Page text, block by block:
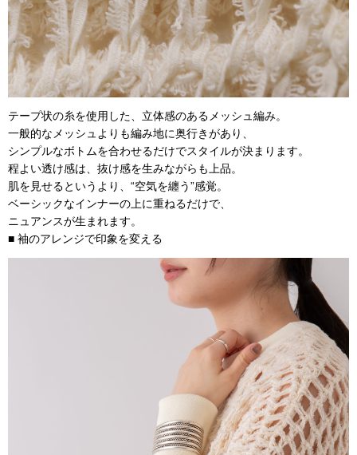
テープ状の糸を使用した、立体感のあるメッシュ編み。
一般的なメッシュよりも編み地に奥行きがあり、
シンプルなボトムを合わせるだけでスタイルが決まります。
程よい透け感は、抜け感を生みながらも上品。
肌を見せるというより、“空気を纏う”感覚。
ベーシックなインナーの上に重ねるだけで、
ニュアンスが生まれます。
■ 袖のアレンジで印象を変える